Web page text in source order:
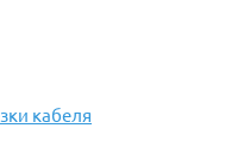
кабеля